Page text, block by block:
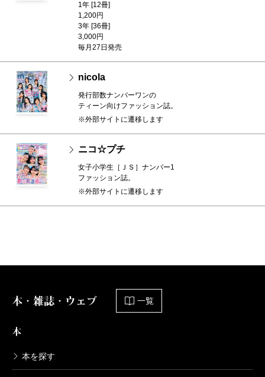
1年 [12冊]
1,200円
3年 [36冊]
3,000円
毎月27日発売
nicola
発行部数ナンバーワンの
ティーン向けファッション誌。
※外部サイトに遷移します
ニコ☆プチ
女子小学生［ＪＳ］ナンバー1
ファッション誌。
※外部サイトに遷移します
本・雑誌・ウェブ 一覧
本
本を探す